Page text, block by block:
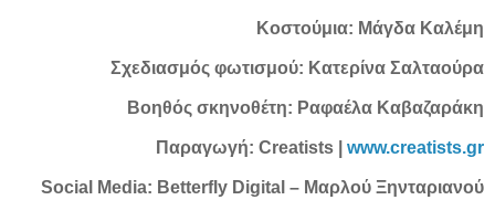
Κοστούμια: Μάγδα Καλέμη
Σχεδιασμός φωτισμού: Κατερίνα Σαλταούρα
Βοηθός σκηνοθέτη: Ραφαέλα Καβαζαράκη
Παραγωγή: Creatists | www.creatists.gr
Social Media: Betterfly Digital – Μαρλού Ξηνταριανού